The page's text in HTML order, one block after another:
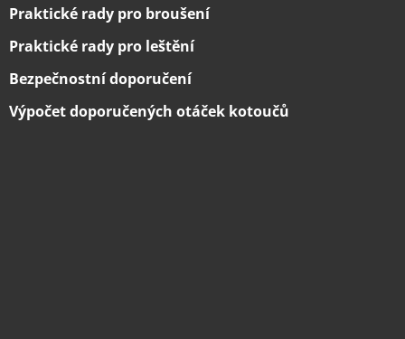
Praktické rady pro broušení
Praktické rady pro leštění
Bezpečnostní doporučení
Výpočet doporučených otáček kotoučů